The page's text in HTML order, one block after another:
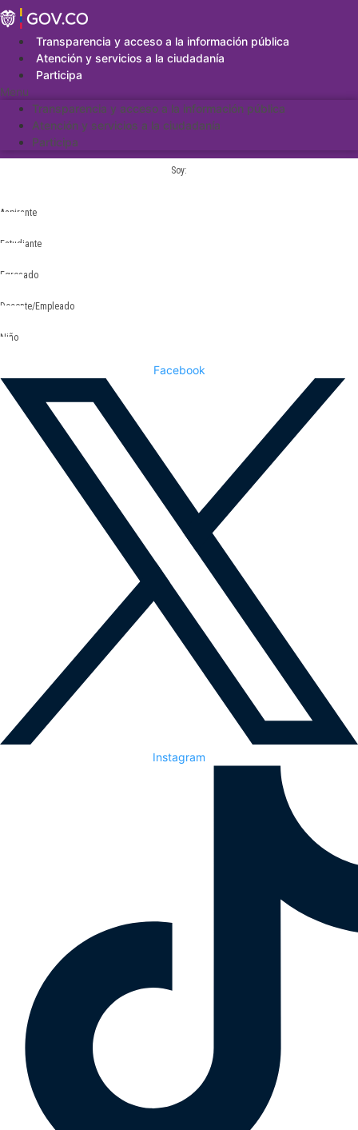
Saltar
al
contenidoTransparencia y acceso a la información pública
Atención y servicios a la ciudadanía
Participa
Menu
Transparencia y acceso a la información pública
Atención y servicios a la ciudadanía
Participa
Soy:
Aspirante
Estudiante
Egresado
Docente/Empleado
Niño
Facebook
Instagram